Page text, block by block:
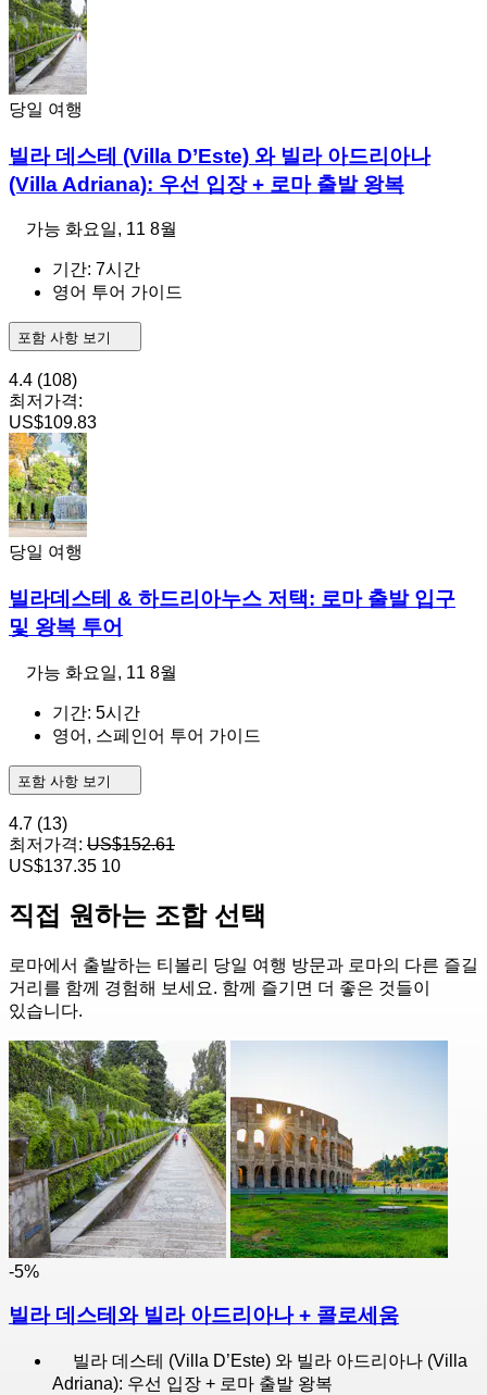
당일 여행
빌라 데스테 (Villa D’Este) 와 빌라 아드리아나
(Villa Adriana): 우선 입장 + 로마 출발 왕복
가능 화요일, 11 8월
기간: 7시간
영어 투어 가이드
포함 사항 보기
4.4 (108)
최저가격:
US$109.83
당일 여행
빌라데스테 & 하드리아누스 저택: 로마 출발 입구
및 왕복 투어
가능 화요일, 11 8월
기간: 5시간
영어, 스페인어 투어 가이드
포함 사항 보기
4.7 (13)
최저가격: US$152.61
US$137.35 10
직접 원하는 조합 선택
로마에서 출발하는 티볼리 당일 여행 방문과 로마의 다른 즐길
거리를 함께 경험해 보세요. 함께 즐기면 더 좋은 것들이
있습니다.
-5%
빌라 데스테와 빌라 아드리아나 + 콜로세움
빌라 데스테 (Villa D’Este) 와 빌라 아드리아나 (Villa
Adriana): 우선 입장 + 로마 출발 왕복